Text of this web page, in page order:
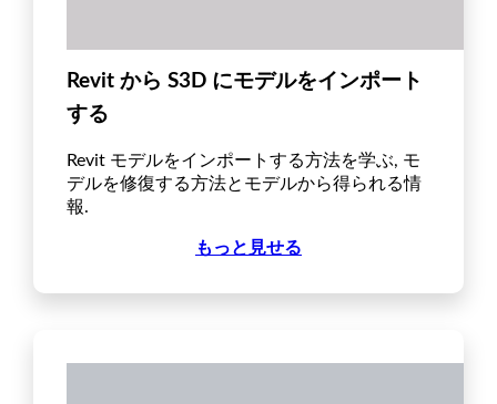
Revit から S3D にモデルをインポート
する
Revit モデルをインポートする方法を学ぶ, モ
デルを修復する方法とモデルから得られる情
報.
もっと見せる